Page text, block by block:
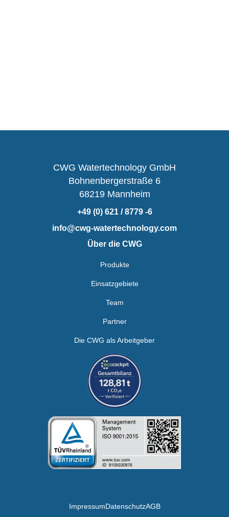
CWG Watertechnology GmbH
Bohnenbergerstraße 6
68219 Mannheim
+49 (0) 621 / 8779 -6
info@cwg-watertechnology.com
Über die CWG
Produkte
Einsatzgebiete
Team
Partner
Die CWG als Arbeitgeber
ImpressumDatenschutzAGB